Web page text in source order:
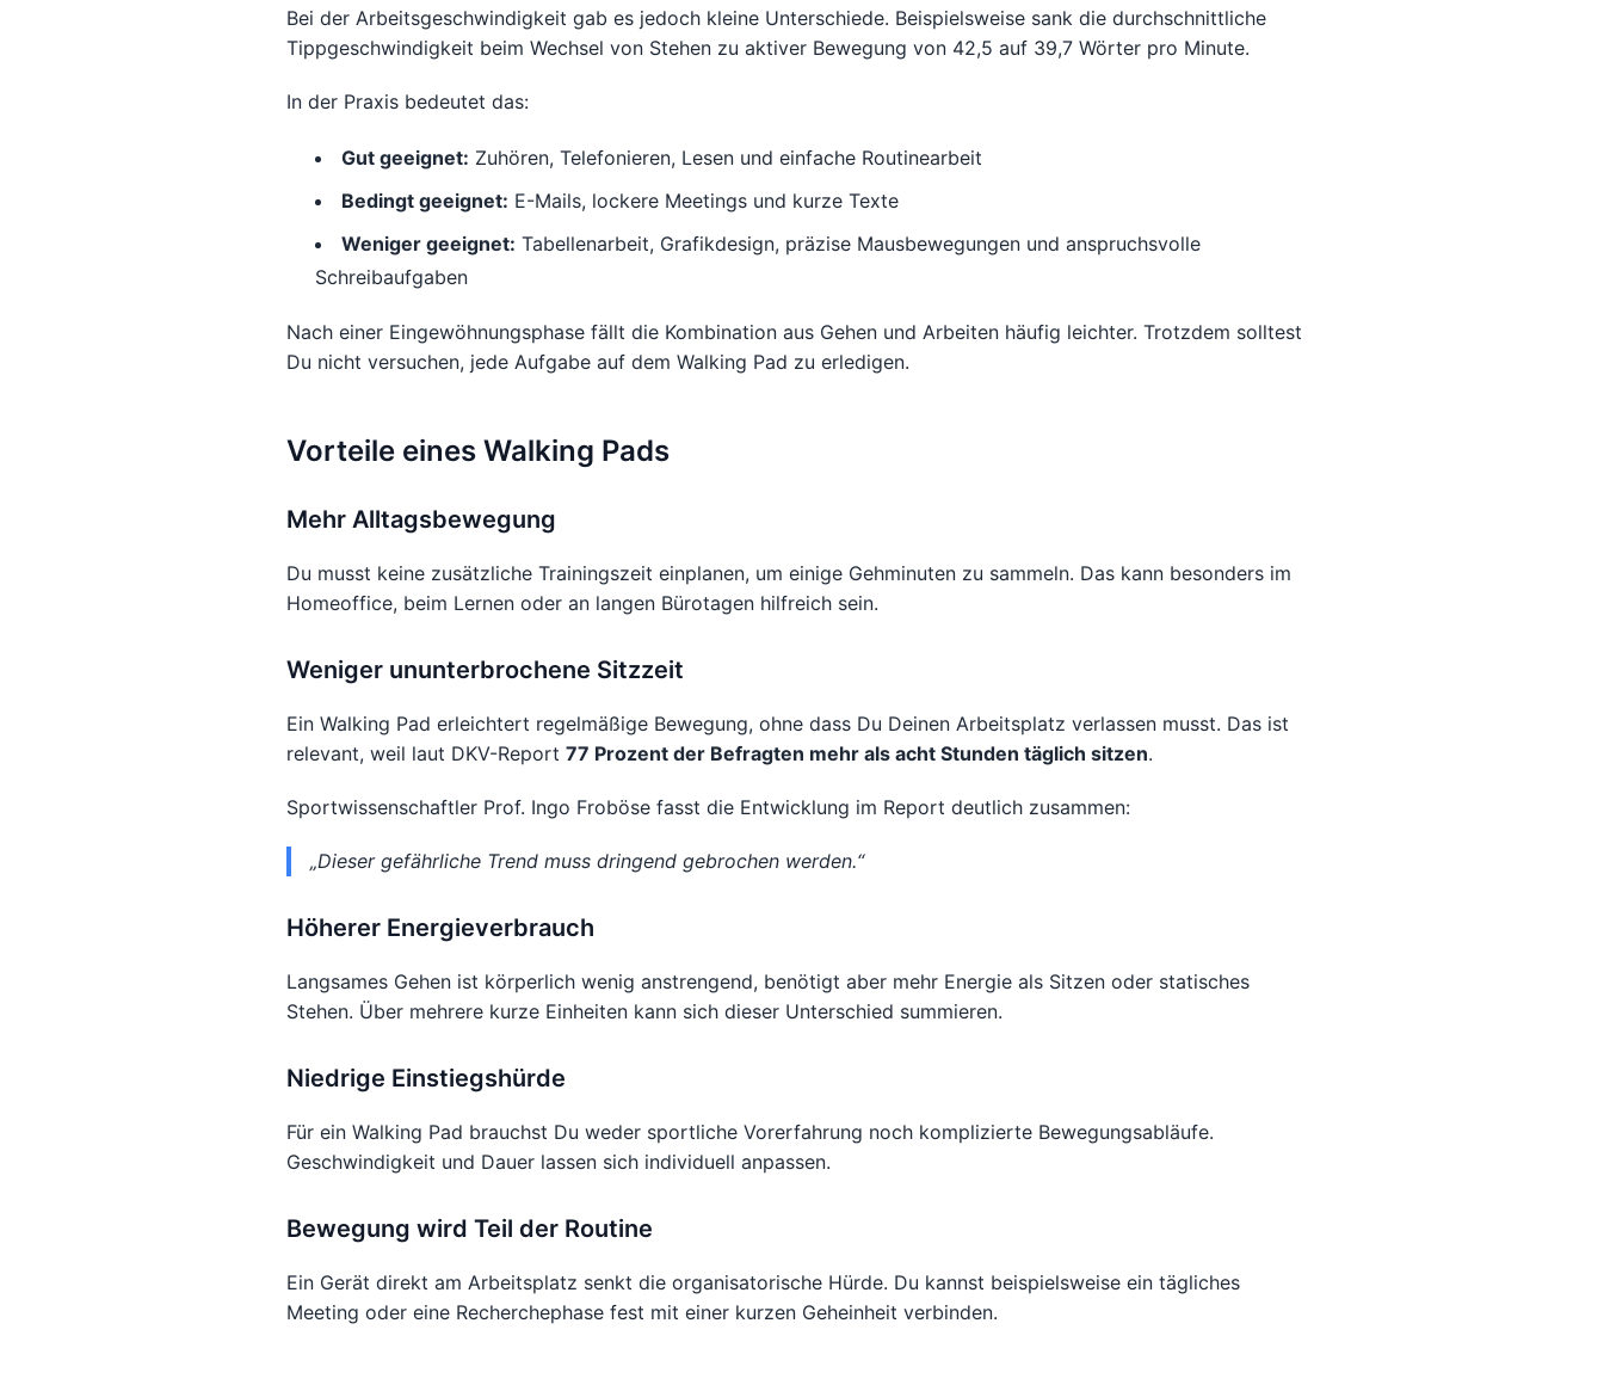
Bei der Arbeitsgeschwindigkeit gab es jedoch kleine Unterschiede. Beispielsweise sank die durchschnittliche
Tippgeschwindigkeit beim Wechsel von Stehen zu aktiver Bewegung von 42,5 auf 39,7 Wörter pro Minute.
In der Praxis bedeutet das:
Gut geeignet: Zuhören, Telefonieren, Lesen und einfache Routinearbeit
Bedingt geeignet: E-Mails, lockere Meetings und kurze Texte
Weniger geeignet: Tabellenarbeit, Grafikdesign, präzise Mausbewegungen und anspruchsvolle
Schreibaufgaben
Nach einer Eingewöhnungsphase fällt die Kombination aus Gehen und Arbeiten häufig leichter. Trotzdem solltest
Du nicht versuchen, jede Aufgabe auf dem Walking Pad zu erledigen.
Vorteile eines Walking Pads
Mehr Alltagsbewegung
Du musst keine zusätzliche Trainingszeit einplanen, um einige Gehminuten zu sammeln. Das kann besonders im
Homeoffice, beim Lernen oder an langen Bürotagen hilfreich sein.
Weniger ununterbrochene Sitzzeit
Ein Walking Pad erleichtert regelmäßige Bewegung, ohne dass Du Deinen Arbeitsplatz verlassen musst. Das ist
relevant, weil laut DKV-Report 77 Prozent der Befragten mehr als acht Stunden täglich sitzen.
Sportwissenschaftler Prof. Ingo Froböse fasst die Entwicklung im Report deutlich zusammen:
„Dieser gefährliche Trend muss dringend gebrochen werden.“
Höherer Energieverbrauch
Langsames Gehen ist körperlich wenig anstrengend, benötigt aber mehr Energie als Sitzen oder statisches
Stehen. Über mehrere kurze Einheiten kann sich dieser Unterschied summieren.
Niedrige Einstiegshürde
Für ein Walking Pad brauchst Du weder sportliche Vorerfahrung noch komplizierte Bewegungsabläufe.
Geschwindigkeit und Dauer lassen sich individuell anpassen.
Bewegung wird Teil der Routine
Ein Gerät direkt am Arbeitsplatz senkt die organisatorische Hürde. Du kannst beispielsweise ein tägliches
Meeting oder eine Recherchephase fest mit einer kurzen Geheinheit verbinden.